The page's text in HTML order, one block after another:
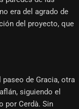
era del agrado de
del proyecto, que
de Gracia, otra
siguiendo el
por Cerdà. Sin